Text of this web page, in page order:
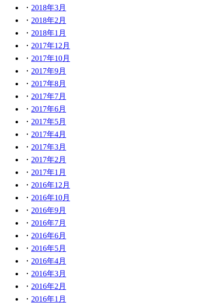
2018年3月
2018年2月
2018年1月
2017年12月
2017年10月
2017年9月
2017年8月
2017年7月
2017年6月
2017年5月
2017年4月
2017年3月
2017年2月
2017年1月
2016年12月
2016年10月
2016年9月
2016年7月
2016年6月
2016年5月
2016年4月
2016年3月
2016年2月
2016年1月